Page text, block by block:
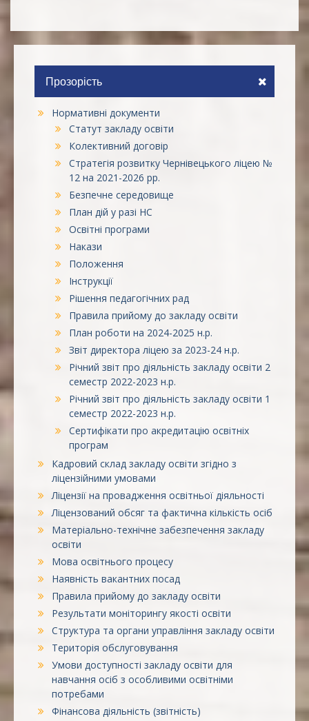
Прозорість
Нормативні документи
Статут закладу освіти
Колективний договір
Стратегія розвитку Чернівецького ліцею №
12 на 2021-2026 рр.
Безпечне середовище
План дій у разі НС
Освітні програми
Накази
Положення
Інструкції
Рішення педагогічних рад
Правила прийому до закладу освіти
План роботи на 2024-2025 н.р.
Звіт директора ліцею за 2023-24 н.р.
Річний звіт про діяльність закладу освіти 2
семестр 2022-2023 н.р.
Річний звіт про діяльність закладу освіти 1
семестр 2022-2023 н.р.
Сертифікати про акредитацію освітніх
програм
Кадровий склад закладу освіти згідно з
ліцензійними умовами
Ліцензії на провадження освітньої діяльності
Ліцензований обсяг та фактична кількість осіб
Матеріально-технічне забезпечення закладу
освіти
Мова освітнього процесу
Наявність вакантних посад
Правила прийому до закладу освіти
Результати моніторингу якості освіти
Структура та органи управління закладу освіти
Територія обслуговування
Умови доступності закладу освіти для
навчання осіб з особливими освітніми
потребами
Фінансова діяльність (звітність)